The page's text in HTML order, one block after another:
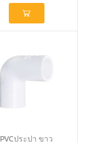
PVCประปา ขาว